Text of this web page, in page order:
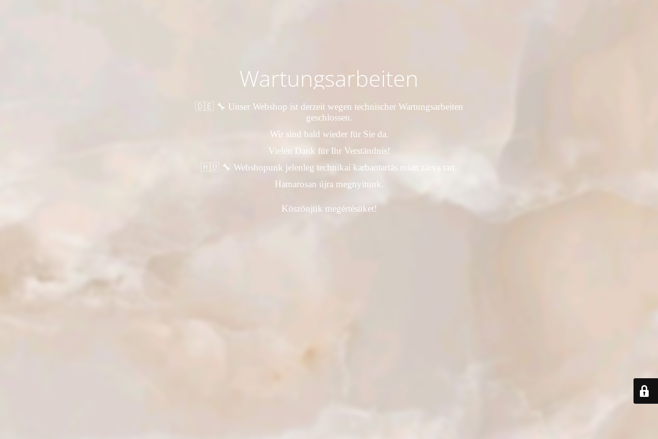
Wartungsarbeiten
🇩🇪 🔧 Unser Webshop ist derzeit wegen technischer Wartungsarbeiten
geschlossen.
Wir sind bald wieder für Sie da.
Vielen Dank für Ihr Verständnis!
🇭🇺 🔧 Webshopunk jelenleg technikai karbantartás miatt zárva tart.
Hamarosan újra megnyitunk.
Köszönjük megértésüket!